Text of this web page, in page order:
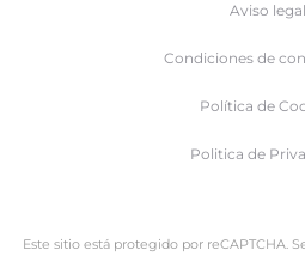
Aviso legal
Condiciones de
Política de
Politica de
Este sitio está protegido por reCAPTCHA.